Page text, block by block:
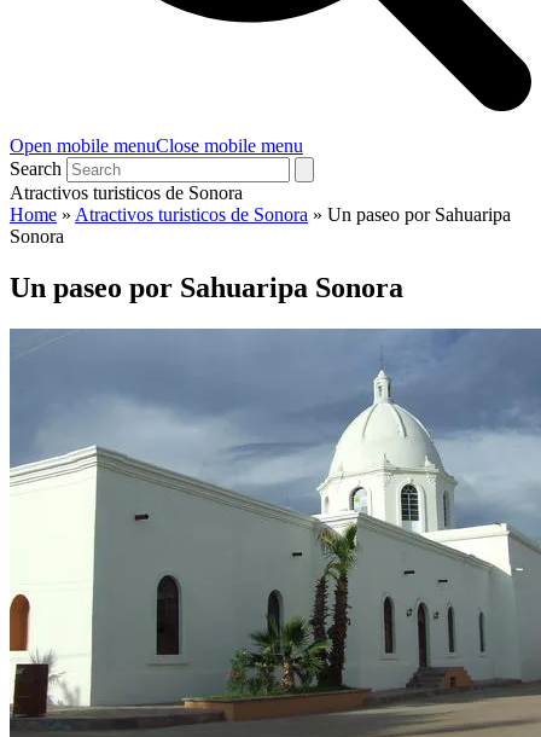
Open mobile menuClose mobile menu
Search
Atractivos turisticos de Sonora
Home » Atractivos turisticos de Sonora » Un paseo por Sahuaripa
Sonora
Un paseo por Sahuaripa Sonora